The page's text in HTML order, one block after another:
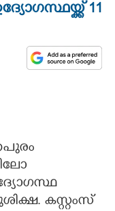
11
കസ്റ്റംസ്